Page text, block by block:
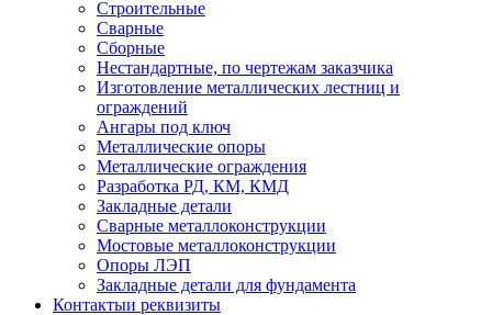
Строительные
Сварные
Сборные
Нестандартные, по чертежам заказчика
Изготовление металлических лестниц и
ограждений
Ангары под ключ
Металлические опоры
Металлические ограждения
Разработка РД, КМ, КМД
Закладные детали
Сварные металлоконструкции
Мостовые металлоконструкции
Опоры ЛЭП
Закладные детали для фундамента
Контактыи реквизиты